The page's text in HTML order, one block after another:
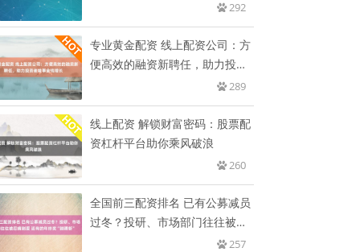
292
专业黄金配资 线上配资公司：方
便高效的融资新聘任，助力投资
289
线上配资 解锁财富密码：股票配
资杠杆平台助你乘风破浪
260
全国前三配资排名 已有公募减员
过冬？投研、市场部门往往被忍
257